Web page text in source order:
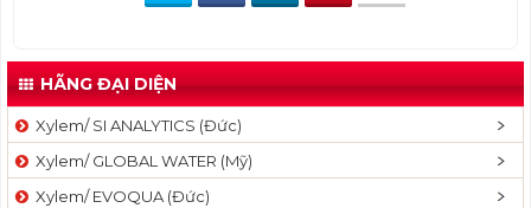
HÃNG ĐẠI DIỆN
Xylem/ SI ANALYTICS (Đức)
Xylem/ GLOBAL WATER (Mỹ)
Xylem/ EVOQUA (Đức)